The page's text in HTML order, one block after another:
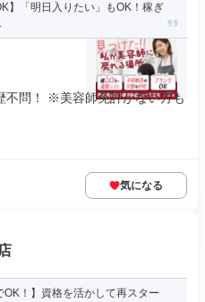
】「明日入りたい」もOK！稼ぎ
不問！ ※美容師免許がない方も
気になる
OK！】資格を活かして再スター